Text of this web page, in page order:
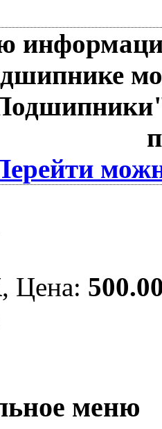
, Цена:
меню